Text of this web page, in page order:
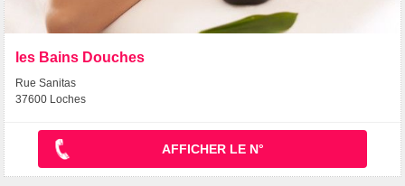
les Bains Douches
Rue Sanitas
37600 Loches
AFFICHER LE N°